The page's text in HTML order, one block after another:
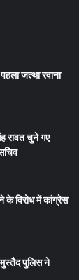
जत्था रवाना
रावत चुने गए
के विरोध में कांग्रेस
मुस्तैद पुलिस ने